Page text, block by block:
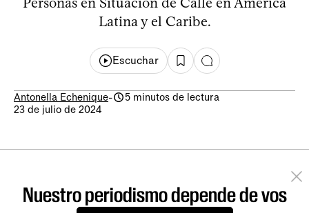
Latina y el Caribe.
Escuchar
Antonella Echenique-
5 minutos de lectura
23 de julio de 2024
Nuestro periodismo depende de vos